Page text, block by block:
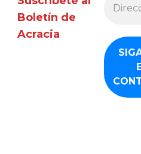
Boletín de
Acracia